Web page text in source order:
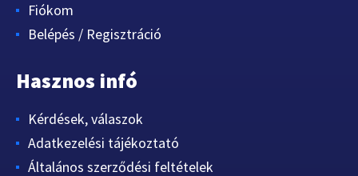
Fiókom
Belépés / Regisztráció
Hasznos infó
Kérdések, válaszok
Adatkezelési tájékoztató
Általános szerződési feltételek